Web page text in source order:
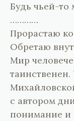
Будь чьей-то
…………
Прорастаю
Обретаю
Мир
с автором
понимание и